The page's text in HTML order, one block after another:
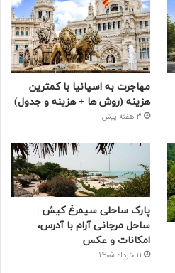
مهاجرت به اسپانیا با کمترین
هزینه (روش ها + هزینه و جدول)
3 هفته پیش
پارک ساحلی سیمرغ کیش |
ساحل مرجانی آرام با آدرس،
امکانات و عکس
11 خرداد 1405